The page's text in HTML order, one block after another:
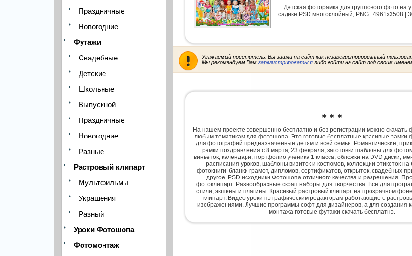
Праздничные
Новогодние
Футажи
Свадебные
Детские
Школьные
Выпускной
Праздничные
Новогодние
Разные
Растровый клипарт
Мультфильмы
Украшения
Разный
Уроки Фотошопа
Фотомонтаж
Детская фоторамка для группового фото на
садике PSD многослойный, PNG | 4961x3508 |
Уважаемый посетитель, Вы зашли на сайт как незарегистрированный
Мы рекомендуем Вам зарегистрироваться либо войти на сайт под своим
✱ ✱ ✱
На нашем проекте совершенно бесплатно и без регистрации можно
любым тематикам для фотошопа. Это готовые бесплатные красивые рамки
для фотографий предназначенные детям и всей семьи. Романтические,
рамки поздравления с 8 марта, 23 февраля, заготовки шаблоны для
виньеток, календари, портфолио ученика 1 класса, обложки на DVD диски,
расписания уроков, шаблоны визиток и костюмов, коллекции этикеток на
фотокниги, бланки грамот, дипломов, сертификатов, открыток, свадебных
другое. PSD исходники Фотошопа отличного качества и разрешения.
фотоклипарт. Разнообразные скрап наборы для творчества. Все для
стили, экшены и плагины. Красивый растровый клипарт на прозрачном
клипарт. Видео уроки по графическим редакторам работающие с
изображениями. Лучшие программы софт для дизайнеров, а для создания
монтажа готовые футажи скачать бесплатно.